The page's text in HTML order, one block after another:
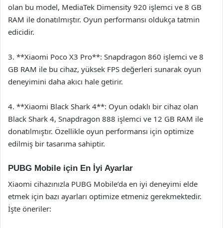
olan bu model, MediaTek Dimensity 920 işlemci ve 8 GB
RAM ile donatılmıştır. Oyun performansı oldukça tatmin
edicidir.
3. **Xiaomi Poco X3 Pro**: Snapdragon 860 işlemci ve 8
GB RAM ile bu cihaz, yüksek FPS değerleri sunarak oyun
deneyimini daha akıcı hale getirir.
4. **Xiaomi Black Shark 4**: Oyun odaklı bir cihaz olan
Black Shark 4, Snapdragon 888 işlemci ve 12 GB RAM ile
donatılmıştır. Özellikle oyun performansı için optimize
edilmiş bir tasarıma sahiptir.
PUBG Mobile için En İyi Ayarlar
Xiaomi cihazınızla PUBG Mobile’da en iyi deneyimi elde
etmek için bazı ayarları optimize etmeniz gerekmektedir.
İşte öneriler: